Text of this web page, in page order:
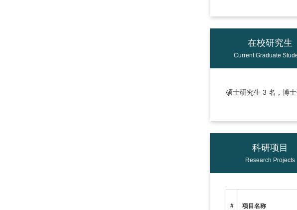
在校研究生
Current Graduate
硕士研究生 3 名，博
科研项目
Research Projects
# 项目名称